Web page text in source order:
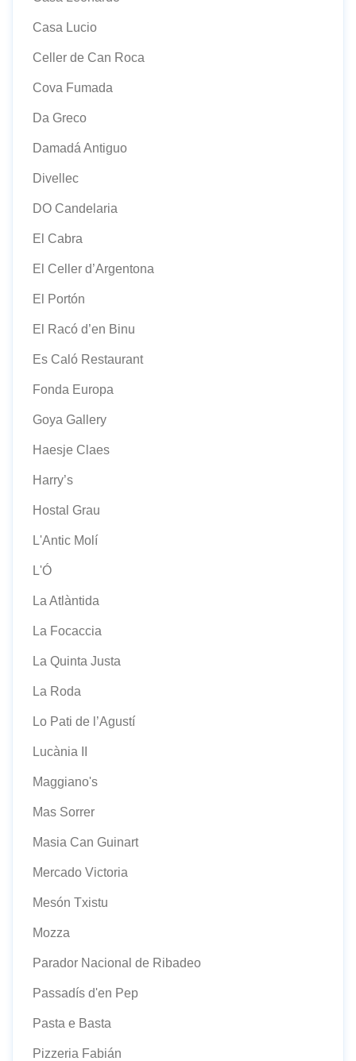
Casa Lucio
Celler de Can Roca
Cova Fumada
Da Greco
Damadá Antiguo
Divellec
DO Candelaria
El Cabra
El Celler d’Argentona
El Portón
El Racó d’en Binu
Es Caló Restaurant
Fonda Europa
Goya Gallery
Haesje Claes
Harry’s
Hostal Grau
L'Antic Molí
L'Ó
La Atlàntida
La Focaccia
La Quinta Justa
La Roda
Lo Pati de l’Agustí
Lucània II
Maggiano's
Mas Sorrer
Masia Can Guinart
Mercado Victoria
Mesón Txistu
Mozza
Parador Nacional de Ribadeo
Passadís d'en Pep
Pasta e Basta
Pizzeria Fabián